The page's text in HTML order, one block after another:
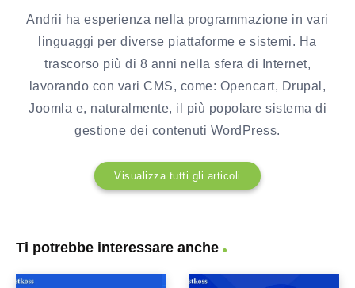
Andrii ha esperienza nella programmazione in vari
linguaggi per diverse piattaforme e sistemi. Ha
trascorso più di 8 anni nella sfera di Internet,
lavorando con vari CMS, come: Opencart, Drupal,
Joomla e, naturalmente, il più popolare sistema di
gestione dei contenuti WordPress.
Visualizza tutti gli articoli
Ti potrebbe interessare anche